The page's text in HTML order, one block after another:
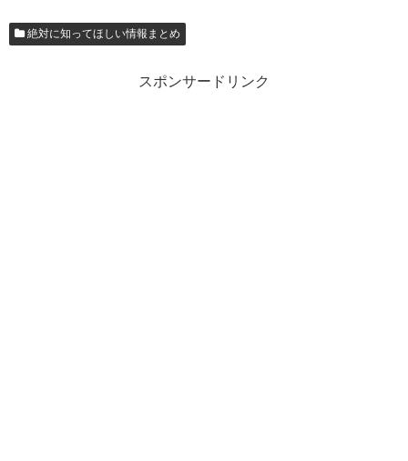
絶対に知ってほしい情報まとめ
スポンサードリンク